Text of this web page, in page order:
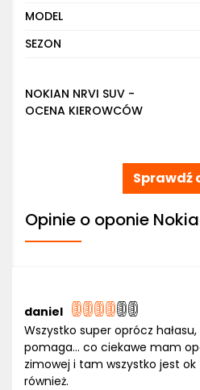
MODEL
SEZON
NOKIAN NRVI SUV -
OCENA KIEROWCÓW
Sprawdź
Opinie o oponie
daniel
Wszystko super oprócz
pomaga... co ciekawe mam
zimowej i tam wszystko jest
również.